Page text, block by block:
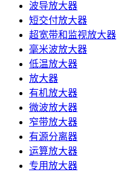
波导放大器
短交付放大器
超宽带和监视放大器
毫米波放大器
低温放大器
放大器
有机放大器
微波放大器
窄带放大器
有源分离器
运算放大器
专用放大器